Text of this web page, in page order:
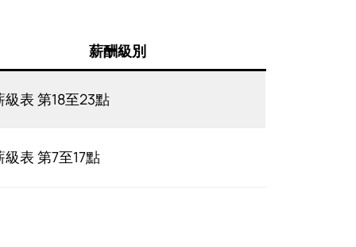
薪酬級別
級表 第18至23點
級表 第7至17點